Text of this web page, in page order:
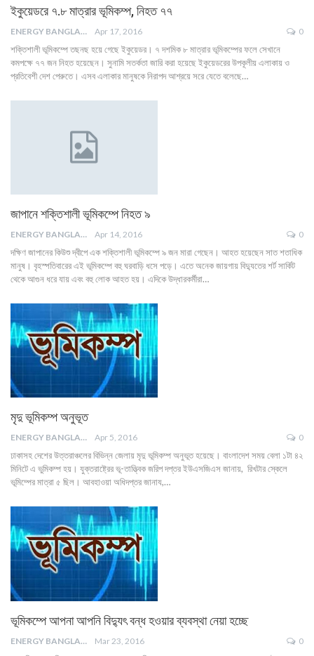
ইকুয়েডরে ৭.৮ মাত্রার ভূমিকম্প, নিহত ৭৭
ENERGY BANGLA Apr 17, 2016 0
শক্তিশালী ভূমিকম্পে তছনছ হয়ে গেছে ইকুয়েডর। ৭ দশমিক ৮ মাত্রার ভূমিকম্পের ফলে সেখানে
কমপক্ষে ৭৭ জন নিহত হয়েছেন। সুনামি সতর্কতা জারি করা হয়েছে ইকুয়েডরের উপকূলীয় এলাকায় ও
প্রতিবেশী দেশ পেরুতে। এসব এলাকার মানুষকে নিরাপদ আশ্রয়ে সরে যেতে বলেছে…
জাপানে শক্তিশালী ভূমিকম্পে নিহত ৯
ENERGY BANGLA Apr 14, 2016 0
দক্ষিণ জাপানের কিউশু দ্বীপে এক শক্তিশালী ভূমিকম্পে ৯ জন মারা গেছেন। আহত হয়েছেন সাত শতাধিক
মানুষ। বৃহস্পতিবারের এই ভূমিকম্পে বহু ঘরবাড়ি ধসে পড়ে। এতে অনেক জায়গায় বিদ্যুতের শর্ট সার্কিট
থেকে আগুন ধরে যায় এবং বহু লোক আহত হয়। এদিকে উদ্ধারকর্মীরা…
মৃদু ভূমিকম্প অনুভূত
ENERGY BANGLA Apr 5, 2016 0
ঢাকাসহ দেশের উত্তরাঞ্চলের বিভিন্ন জেলায় মৃদু ভূমিকম্প অনুভূত হয়েছে। বাংলাদেশ সময় বেলা ১টা ৪২
মিনিটে এ ভুমিকম্প হয়। যুক্তরাষ্ট্রের ভূ-তাত্ত্বিক জরিপ দপ্তর ইউএসজিএস জানায়, রিখটার স্কেলে
ভূমিম্পের মাত্রা ৫ ছিল। আবহাওয়া অধিদপ্তর জানায,…
ভূমিকম্পে আপনা আপনি বিদ্যুৎ বন্ধ হওয়ার ব্যবস্থা নেয়া হচ্ছে
ENERGY BANGLA Mar 23, 2016 0